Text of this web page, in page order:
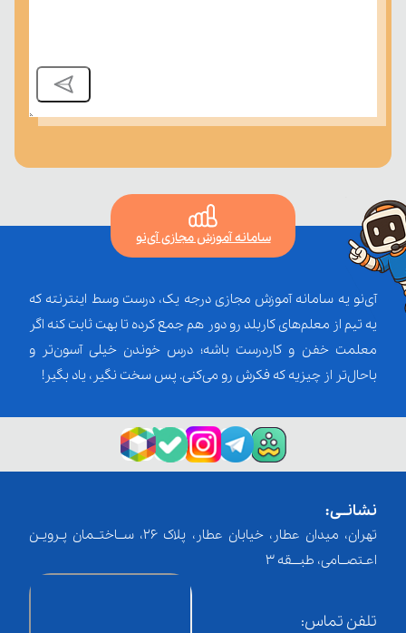
سامانه آموزش مجازی آی‌نو
آی‌نو یه سامانه آموزش مجازی درجه یک، درست وسط اینترنته که
یه تیم از معلم‌‌های کاربلد رو دور هم جمع کرده تا بهت ثابت کنه اگر
معلمت خفن و کاردرست باشه؛ درس خوندن خیلی آسون‌تر و
باحال‌تر از چیزیه که فکرش رو می‌کنی. پس سخت نگیر، یاد بگیر!
نشانــی:
تهران، میدان عطار، خیابان عطار، پلاک 26، ســاختــمان پـرویـن
اعـتصــامی، طبـــقه 3
تلفن تماس: